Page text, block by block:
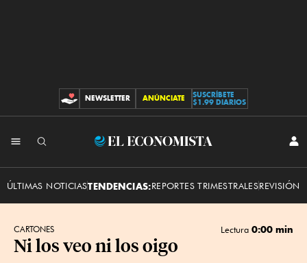
CONTRIBUCIONES
NEWSLETTER ANÚNCIATE
SUSCRÍBETE
$1.99 DIARIOS
El
ÚLTIMAS NOTICIASTENDENCIAS:REPORTES TRIMESTRALESREVISIÓN
CARTONES Lectura 0:00 min
Ni los veo ni los oigo